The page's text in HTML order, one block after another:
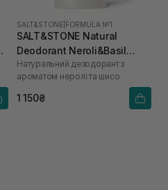
SALT&STONE FORMULA №1
SALT&STONE Natural
Deodorant Neroli&Basil
Formula №1
Натуральний дезодорант з
ароматом неролі та шисо
1 150₴